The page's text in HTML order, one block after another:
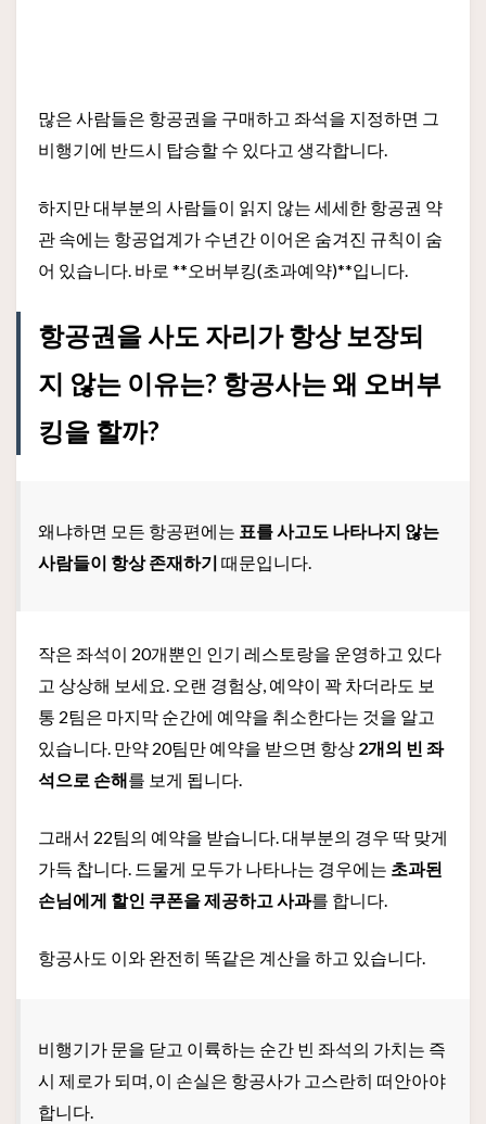
많은 사람들은 항공권을 구매하고 좌석을 지정하면 그
비행기에 반드시 탑승할 수 있다고 생각합니다.
하지만 대부분의 사람들이 읽지 않는 세세한 항공권 약
관 속에는 항공업계가 수년간 이어온 숨겨진 규칙이 숨
어 있습니다. 바로 **오버부킹(초과예약)**입니다.
항공권을 사도 자리가 항상 보장되
지 않는 이유는? 항공사는 왜 오버부
킹을 할까?
왜냐하면 모든 항공편에는 표를 사고도 나타나지 않는
사람들이 항상 존재하기 때문입니다.
작은 좌석이 20개뿐인 인기 레스토랑을 운영하고 있다
고 상상해 보세요. 오랜 경험상, 예약이 꽉 차더라도 보
통 2팀은 마지막 순간에 예약을 취소한다는 것을 알고
있습니다. 만약 20팀만 예약을 받으면 항상 2개의 빈 좌
석으로 손해를 보게 됩니다.
그래서 22팀의 예약을 받습니다. 대부분의 경우 딱 맞게
가득 찹니다. 드물게 모두가 나타나는 경우에는 초과된
손님에게 할인 쿠폰을 제공하고 사과를 합니다.
항공사도 이와 완전히 똑같은 계산을 하고 있습니다.
비행기가 문을 닫고 이륙하는 순간 빈 좌석의 가치는 즉
시 제로가 되며, 이 손실은 항공사가 고스란히 떠안아야
합니다.